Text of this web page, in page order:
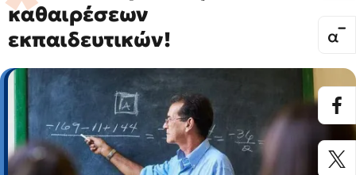
καθαιρέσεων
εκπαιδευτικών!